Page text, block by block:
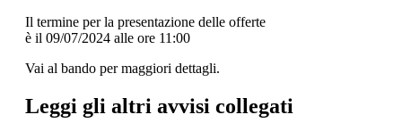
Il termine per la presentazione delle offerte
è il 09/07/2024 alle ore 11:00
Vai al bando per maggiori dettagli.
Leggi gli altri avvisi collegati